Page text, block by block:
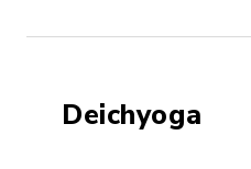
Deichyoga